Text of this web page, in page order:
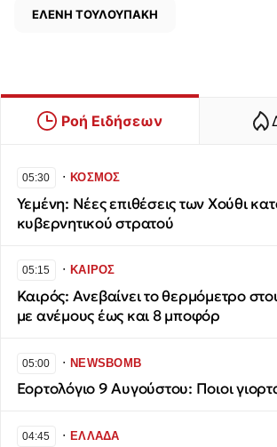
ΕΛΕΝΗ ΤΟΥΛΟΥΠΑΚΗ
Ροή Ειδήσεων
05:30 ∙ΚΟΣΜΟΣ
Υεμένη: Νέες επιθέσεις των Χούθι
κυβερνητικού στρατού
05:15 ∙ΚΑΙΡΟΣ
Καιρός: Ανεβαίνει το θερμόμετρο
με ανέμους έως και 8 μποφόρ
05:00 ∙NEWSBOMB
Εορτολόγιο 9 Αυγούστου: Ποιοι
04:45 ∙ΕΛΛΑΔΑ